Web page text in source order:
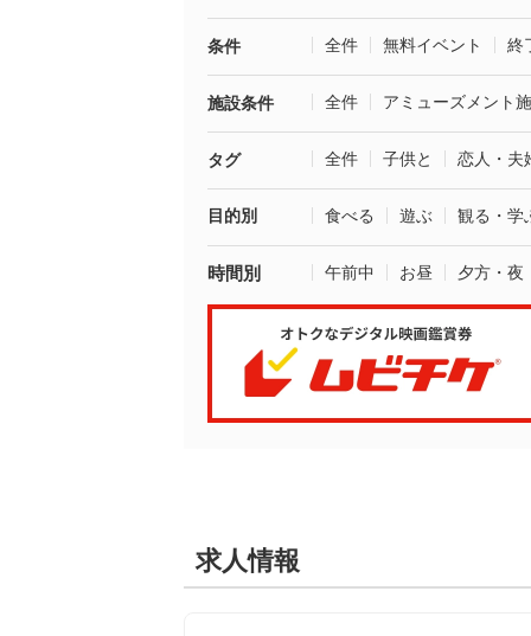
条件 全件 無料イベント 終
施設条件 全件 アミューズメント
タグ 全件 子供と 恋人・夫
目的別 食べる 遊ぶ 観る・学
時間別 午前中 お昼 夕方・夜
求人情報